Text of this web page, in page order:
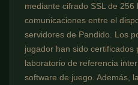
mediante cifrado SSL de
comunicaciones entre el
servidores de Pandido. Los
jugador han sido certificados
laboratorio de referencia
software de juego. Además,